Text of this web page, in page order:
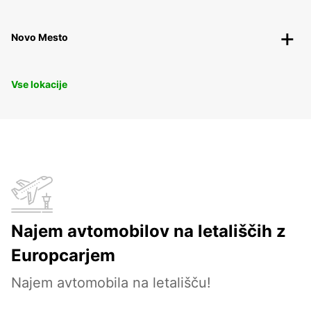
Novo Mesto
Vse lokacije
Najem avtomobilov na letališčih z
Europcarjem
Najem avtomobila na letališču!